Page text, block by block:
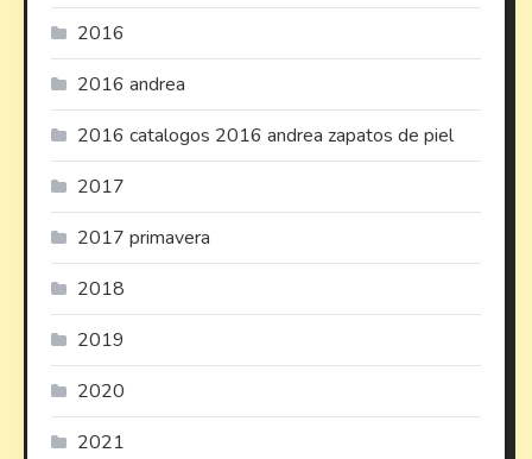
2016
2016 andrea
2016 catalogos 2016 andrea zapatos de piel
2017
2017 primavera
2018
2019
2020
2021